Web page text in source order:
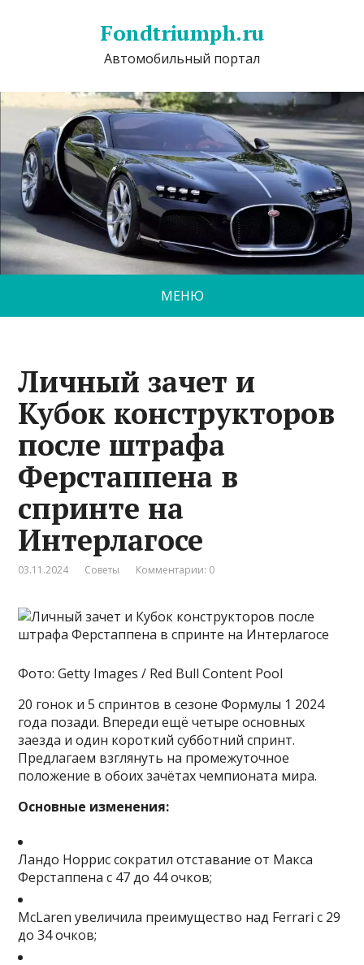
Fondtriumph.ru
Автомобильный портал
МЕНЮ
Личный зачет и
Кубок конструкторов
после штрафа
Ферстаппена в
спринте на
Интерлагосе
03.11.2024 Советы Комментарии: 0
Фото: Getty Images / Red Bull Content Pool
20 гонок и 5 спринтов в сезоне Формулы 1 2024
года позади. Впереди ещё четыре основных
заезда и один короткий субботний спринт.
Предлагаем взглянуть на промежуточное
положение в обоих зачётах чемпионата мира.
Основные изменения:
Ландо Норрис сократил отставание от Макса
Ферстаппена с 47 до 44 очков;
McLaren увеличила преимущество над Ferrari c 29
до 34 очков;